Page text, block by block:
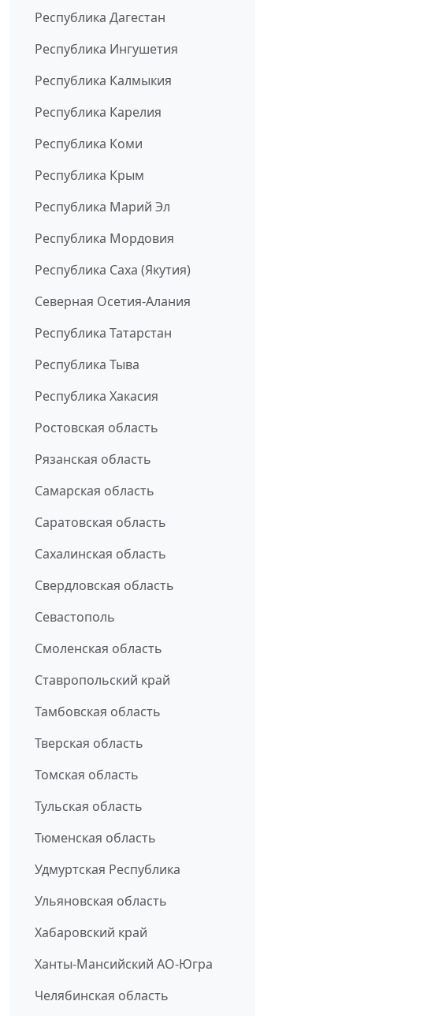
Республика Дагестан
Республика Ингушетия
Республика Калмыкия
Республика Карелия
Республика Коми
Республика Крым
Республика Марий Эл
Республика Мордовия
Республика Саха (Якутия)
Северная Осетия-Алания
Республика Татарстан
Республика Тыва
Республика Хакасия
Ростовская область
Рязанская область
Самарская область
Саратовская область
Сахалинская область
Свердловская область
Севастополь
Смоленская область
Ставропольский край
Тамбовская область
Тверская область
Томская область
Тульская область
Тюменская область
Удмуртская Республика
Ульяновская область
Хабаровский край
Ханты-Мансийский АО-Югра
Челябинская область